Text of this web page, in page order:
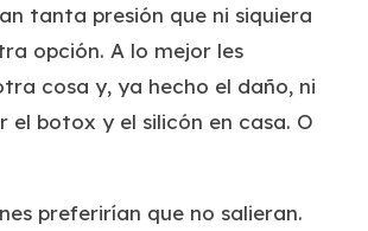
tanta presión que ni siquiera
opción. A lo mejor les
cosa y, ya hecho el daño, ni
el botox y el silicón en casa. O
preferirían que no salieran.